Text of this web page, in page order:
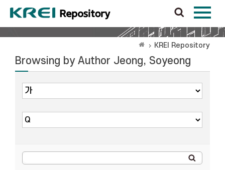
KREI Repository
Browsing by Author Jeong, Soyeong